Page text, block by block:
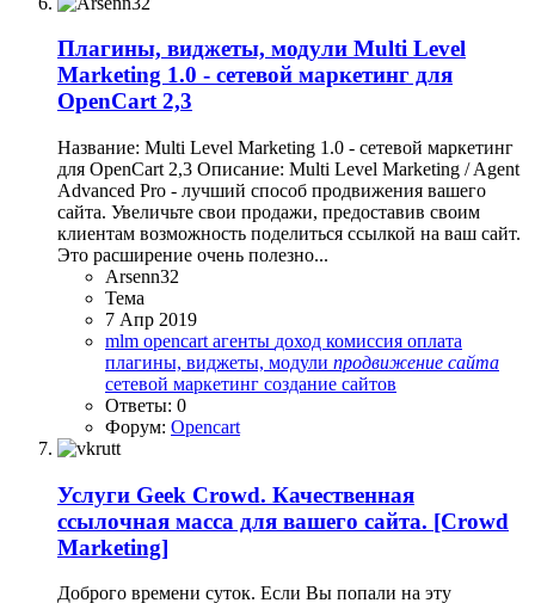
Плагины, виджеты, модули Multi Level
Marketing 1.0 - сетевой маркетинг для
OpenCart 2,3
Название: Multi Level Marketing 1.0 - сетевой маркетинг
для OpenCart 2,3 Описание: Multi Level Marketing / Agent
Advanced Pro - лучший способ продвижения вашего
сайта. Увеличьте свои продажи, предоставив своим
клиентам возможность поделиться ссылкой на ваш сайт.
Это расширение очень полезно...
Arsenn32
Тема
7 Апр 2019
mlm opencart агенты доход комиссия оплата
плагины, виджеты, модули продвижение сайта
сетевой маркетинг создание сайтов
Ответы: 0
Форум: Opencart
Услуги Geek Crowd. Качественная
ссылочная масса для вашего сайта. [Crowd
Marketing]
Доброго времени суток. Если Вы попали на эту